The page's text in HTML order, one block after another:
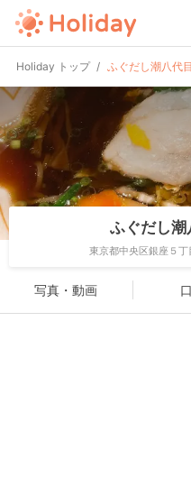
Holiday トップ ふぐだし潮八代
ふぐだし
東京都中央区銀座５
写真・動画